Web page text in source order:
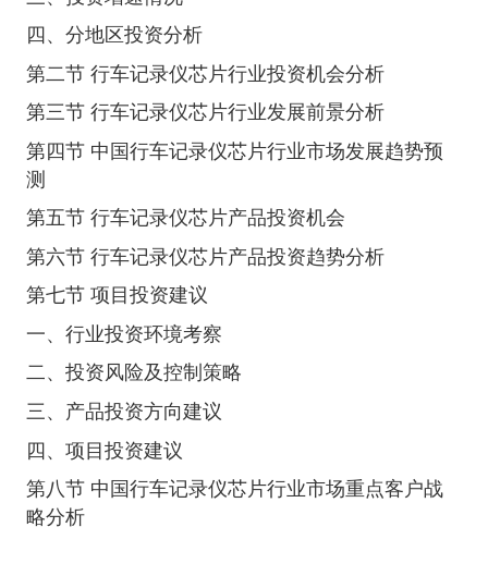
四、分地区投资分析
第二节 行车记录仪芯片行业投资机会分析
第三节 行车记录仪芯片行业发展前景分析
第四节 中国行车记录仪芯片行业市场发展趋势预
测
第五节 行车记录仪芯片产品投资机会
第六节 行车记录仪芯片产品投资趋势分析
第七节 项目投资建议
一、行业投资环境考察
二、投资风险及控制策略
三、产品投资方向建议
四、项目投资建议
第八节 中国行车记录仪芯片行业市场重点客户战
略分析